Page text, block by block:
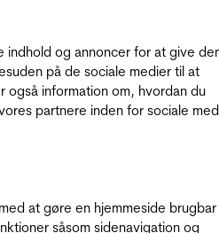
indhold og annoncer for at give
på de sociale medier til at
også information om, hvordan du
partnere inden for sociale
at gøre en hjemmeside
såsom sidenavigation og